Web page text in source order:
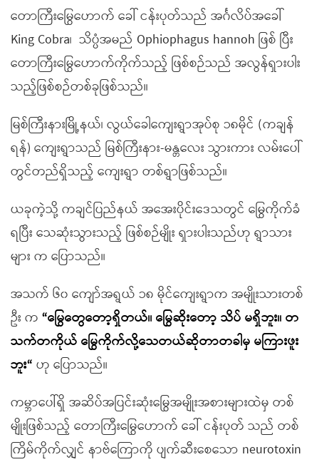
တောကြီးမြွေဟောက် ခေါ် ငန်းပုတ်သည် အင်္ဂလိပ်အခေါ်
King Cobra၊ သိပ္ပံအမည် Ophiophagus hannoh ဖြစ် ပြီး
တောကြီးမြွေဟောက်ကိုက်သည့် ဖြစ်စဉ်သည် အလွန်ရှားပါး
သည့်ဖြစ်စဉ်တစ်ခုဖြစ်သည်။
မြစ်ကြီးနားမြို့နယ်၊ လွယ်ခေါကျေးရွာအုပ်စု ၁၈မိုင် (ကချန်
ရန်) ကျေးရွာသည် မြစ်ကြီးနား-မန္တလေး သွားကား လမ်းပေါ်
တွင်တည်ရှိသည့် ကျေးရွာ တစ်ရွာဖြစ်သည်။
ယခုကဲ့သို့ ကချင်ပြည်နယ် အအေးပိုင်းဒေသတွင် မြွေကိုက်ခံ
ရပြီး သေဆုံးသွားသည့် ဖြစ်စဉ်မျိုး ရှားပါးသည်ဟု ရွာသား
များ က ပြောသည်။
အသက် ၆၀ ကျော်အရွယ် ၁၈ မိုင်ကျေးရွာက အမျိုးသားတစ်
ဦး က “မြွေတွေတော့ရှိတယ်။ မြွေဆိုးတော့ သိပ် မရှိဘူး။ တ
သက်တကိုယ် မြွေကိုက်လို့သေတယ်ဆိုတာတခါမှ မကြားဖူး
ဘူး“ ဟု ပြောသည်။
ကမ္ဘာပေါ်ရှိ အဆိပ်အပြင်းဆုံးမြွေအမျိုးအစားများထဲမှ တစ်
မျိုးဖြစ်သည့် တောကြီးမြွေဟောက် ခေါ် ငန်းပုတ် သည် တစ်
ကြိမ်ကိုက်လျှင် နာဗ်ကြောကို ပျက်ဆီးစေသော neurotoxin